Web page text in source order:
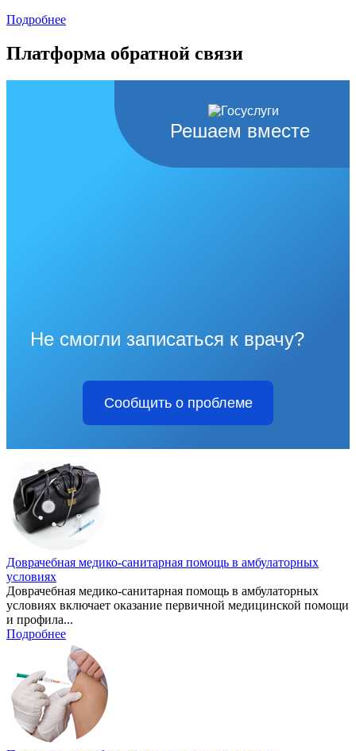
Подробнее
Платформа обратной связи
Решаем вместе
Не смогли записаться к врачу?
Сообщить о проблеме
Доврачебная медико-санитарная помощь в амбулаторных
условиях
Доврачебная медико-санитарная помощь в амбулаторных
условиях включает оказание первичной медицинской помощи
и профила...
Подробнее